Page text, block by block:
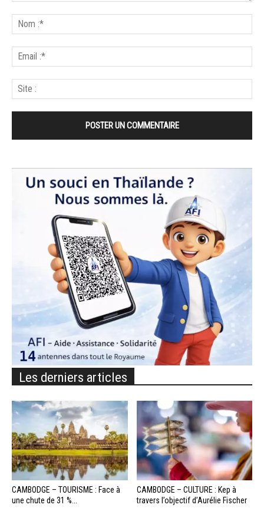
Les derniers articles
CAMBODGE – TOURISME : Face à
une chute de 31 %...
CAMBODGE – CULTURE : Kep à
travers l’objectif d’Aurélie Fischer